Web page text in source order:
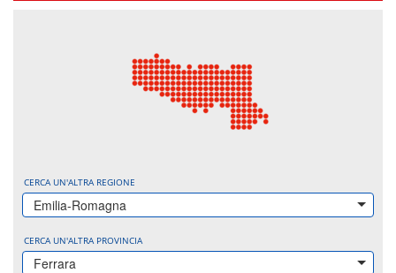
CERCA UN'ALTRA REGIONE
Emilia-Romagna
CERCA UN'ALTRA PROVINCIA
Ferrara